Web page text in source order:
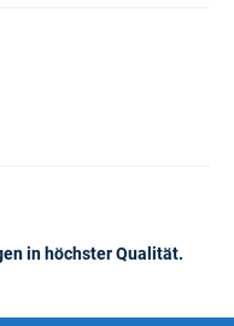
in höchster Qualität.